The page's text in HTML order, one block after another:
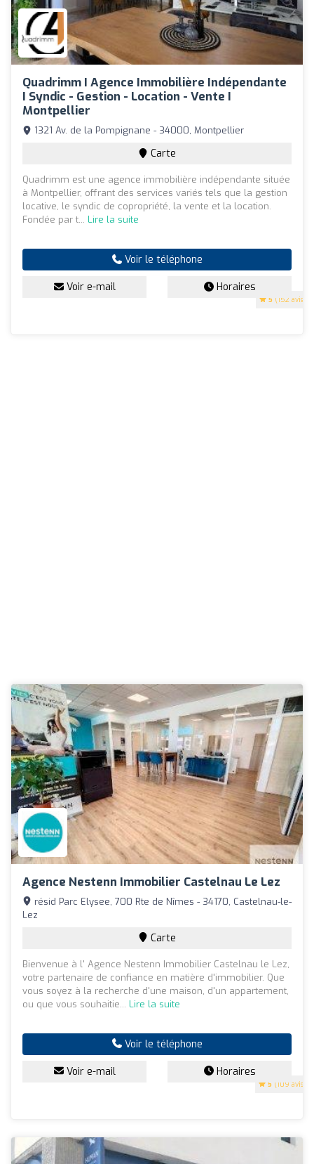
Quadrimm I Agence Immobilière Indépendante
I Syndic - Gestion - Location - Vente I
Montpellier
5 (152 avis)
1321 Av. de la Pompignane - 34000, Montpellier
Carte
Quadrimm est une agence immobilière indépendante située
à Montpellier, offrant des services variés tels que la gestion
locative, le syndic de copropriété, la vente et la location.
Fondée par t... Lire la suite
Voir le téléphone
Voir e-mail Horaires
Agence Nestenn Immobilier Castelnau Le Lez
5 (109 avis)
résid Parc Elysee, 700 Rte de Nîmes - 34170, Castelnau-le-
Lez
Carte
Bienvenue à l' Agence Nestenn Immobilier Castelnau le Lez,
votre partenaire de confiance en matière d'immobilier. Que
vous soyez à la recherche d'une maison, d'un appartement,
ou que vous souhaitie... Lire la suite
Voir le téléphone
Voir e-mail Horaires